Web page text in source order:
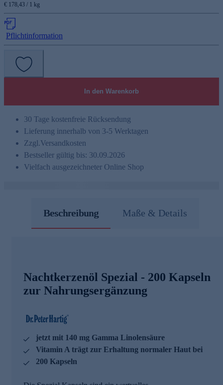
€ 178,43 / 1 kg
Pflichtinformation
In den Warenkorb
30 Tage kostenfreie Rücksendung
Lieferung innerhalb von 3-5 Werktagen
Zzgl.Versandkosten
Bestseller gültig bis: 30.09.2026
Vielfach ausgezeichneter Online Shop
Beschreibung Maße & Details
Nachtkerzenöl Spezial - 200 Kapseln
zur Nahrungsergänzung
jetzt mit 140 mg Gamma Linolensäure
Vitamin A trägt zur Erhaltung normaler Haut bei
200 Kapseln